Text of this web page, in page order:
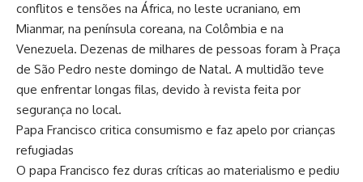
conflitos e tensões na África, no leste ucraniano, em
Mianmar, na península coreana, na Colômbia e na
Venezuela. Dezenas de milhares de pessoas foram à Praça
de São Pedro neste domingo de Natal. A multidão teve
que enfrentar longas filas, devido à revista feita por
segurança no local.
Papa Francisco critica consumismo e faz apelo por crianças
refugiadas
O papa Francisco fez duras críticas ao materialismo e pediu